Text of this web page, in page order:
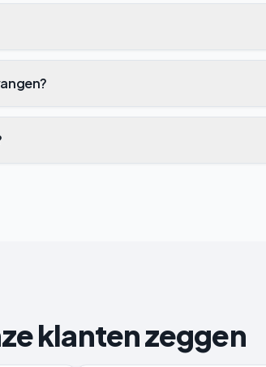
klanten zeggen